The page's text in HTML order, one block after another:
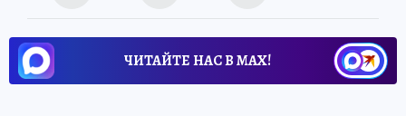
ЧИТАЙТЕ НАС В МАХ!